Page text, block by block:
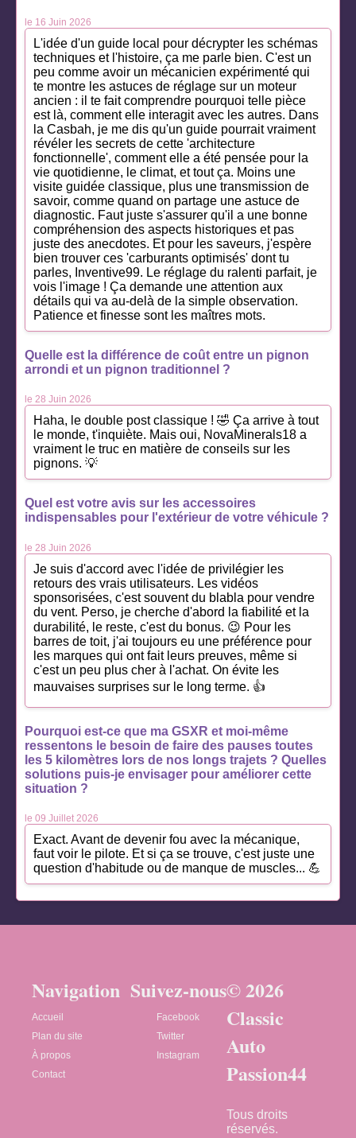
le 16 Juin 2026
L'idée d'un guide local pour décrypter les schémas
techniques et l'histoire, ça me parle bien. C'est un
peu comme avoir un mécanicien expérimenté qui
te montre les astuces de réglage sur un moteur
ancien : il te fait comprendre pourquoi telle pièce
est là, comment elle interagit avec les autres. Dans
la Casbah, je me dis qu'un guide pourrait vraiment
révéler les secrets de cette 'architecture
fonctionnelle', comment elle a été pensée pour la
vie quotidienne, le climat, et tout ça. Moins une
visite guidée classique, plus une transmission de
savoir, comme quand on partage une astuce de
diagnostic. Faut juste s'assurer qu'il a une bonne
compréhension des aspects historiques et pas
juste des anecdotes. Et pour les saveurs, j'espère
bien trouver ces 'carburants optimisés' dont tu
parles, Inventive99. Le réglage du ralenti parfait, je
vois l'image ! Ça demande une attention aux
détails qui va au-delà de la simple observation.
Patience et finesse sont les maîtres mots.
Quelle est la différence de coût entre un pignon
arrondi et un pignon traditionnel ?
le 28 Juin 2026
Haha, le double post classique ! 🤣 Ça arrive à tout
le monde, t'inquiète. Mais oui, NovaMinerals18 a
vraiment le truc en matière de conseils sur les
pignons. 💡
Quel est votre avis sur les accessoires
indispensables pour l'extérieur de votre véhicule ?
le 28 Juin 2026
Je suis d'accord avec l'idée de privilégier les
retours des vrais utilisateurs. Les vidéos
sponsorisées, c'est souvent du blabla pour vendre
du vent. Perso, je cherche d'abord la fiabilité et la
durabilité, le reste, c'est du bonus. 😉 Pour les
barres de toit, j'ai toujours eu une préférence pour
les marques qui ont fait leurs preuves, même si
c'est un peu plus cher à l'achat. On évite les
mauvaises surprises sur le long terme. 👍
Pourquoi est-ce que ma GSXR et moi-même
ressentons le besoin de faire des pauses toutes
les 5 kilomètres lors de nos longs trajets ? Quelles
solutions puis-je envisager pour améliorer cette
situation ?
le 09 Juillet 2026
Exact. Avant de devenir fou avec la mécanique,
faut voir le pilote. Et si ça se trouve, c'est juste une
question d'habitude ou de manque de muscles... 💪
Navigation
Accueil
Plan du site
À propos
Contact
Suivez-nous
Facebook
Twitter
Instagram
© 2026
Classic
Auto
Passion44
Tous droits
réservés.